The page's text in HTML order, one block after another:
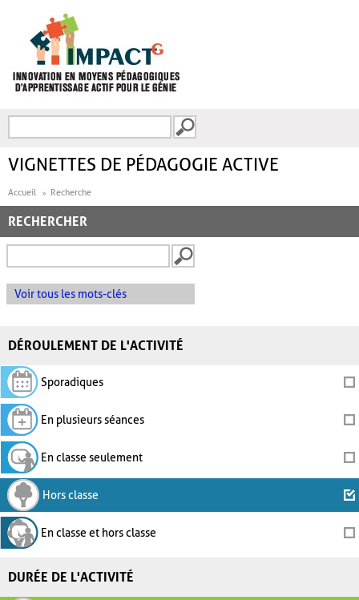
FORMULAIRE DE
VIGNETTES DE PÉDAGOGIE ACTIVE
Accueil Recherche
RECHERCHER
Voir tous les mots-clés
DÉROULEMENT DE L'ACTIVITÉ
Sporadiques
En plusieurs séances
En classe seulement
Hors classe
En classe et hors classe
DURÉE DE L'ACTIVITÉ